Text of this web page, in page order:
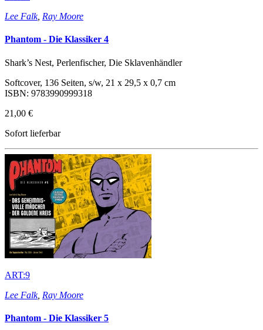
Lee Falk, Ray Moore
Phantom - Die Klassiker 4
Shark’s Nest, Perlenfischer, Die Sklavenhändler
Softcover, 136 Seiten, s/w, 21 x 29,5 x 0,7 cm
ISBN: 9783990999318
21,00 €
Sofort lieferbar
ART:9
Lee Falk, Ray Moore
Phantom - Die Klassiker 5